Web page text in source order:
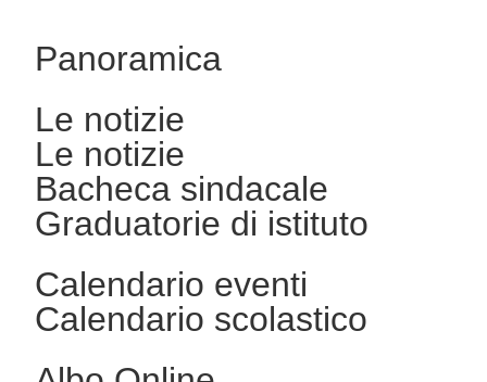
Panoramica
Le notizie
Le notizie
Bacheca sindacale
Graduatorie di istituto
Calendario eventi
Calendario scolastico